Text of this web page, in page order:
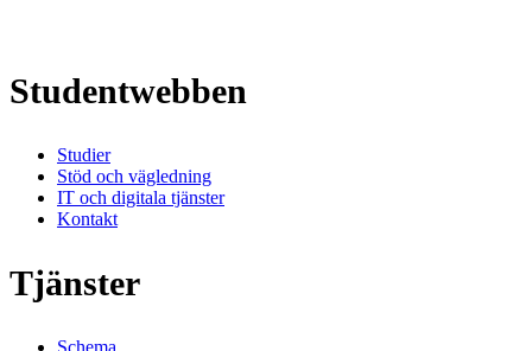
Studentwebben
Studier
Stöd och vägledning
IT och digitala tjänster
Kontakt
Tjänster
Schema